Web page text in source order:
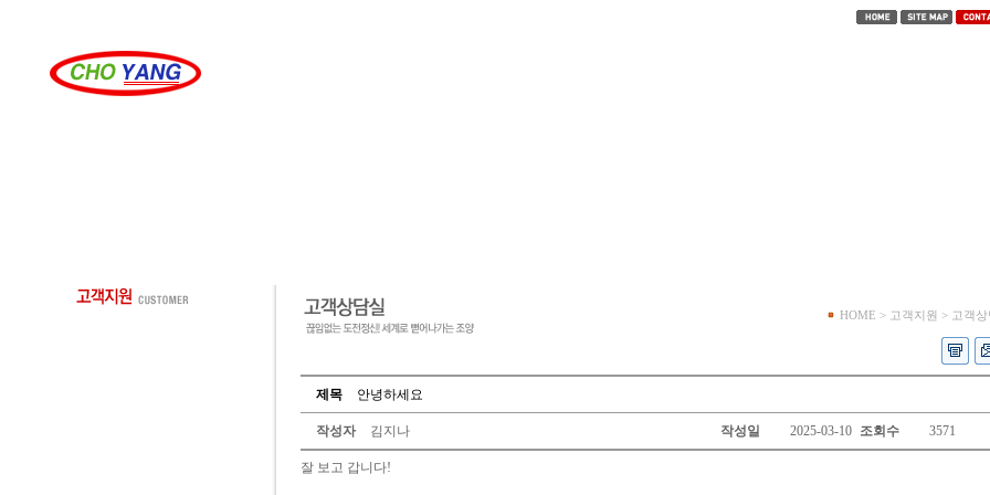
HOME > 고객지원 > 고객상
제목 안녕하세요
작성자 김지나 작성일 2025-03-10 조회수 3571
잘 보고 갑니다!